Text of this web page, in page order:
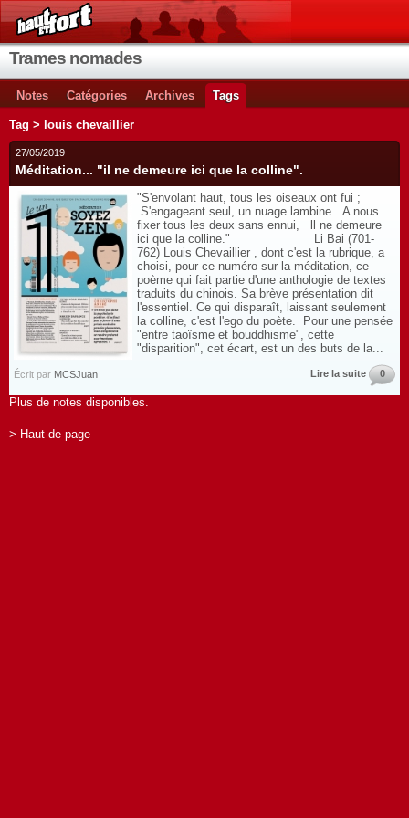
Trames nomades
Notes Catégories Archives Tags
Tag > louis chevaillier
27/05/2019
Méditation... "il ne demeure ici que la colline".
"S'envolant haut, tous les oiseaux ont fui ;
S'engageant seul, un nuage lambine. A nous
fixer tous les deux sans ennui, ll ne demeure
ici que la colline." Li Bai (701-
762) Louis Chevaillier , dont c'est la rubrique, a
choisi, pour ce numéro sur la méditation, ce
poème qui fait partie d'une anthologie de textes
traduits du chinois. Sa brève présentation dit
l'essentiel. Ce qui disparaît, laissant seulement
la colline, c'est l'ego du poète. Pour une pensée
"entre taoïsme et bouddhisme", cette
"disparition", cet écart, est un des buts de la...
Écrit par MCSJuan Lire la suite 0
Plus de notes disponibles.
> Haut de page